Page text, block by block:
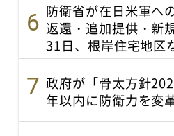
防衛省が在日米軍へ
返還・追加提供・新
31日、根岸住宅地区
政府が「骨太方針
年以内に防衛力を変